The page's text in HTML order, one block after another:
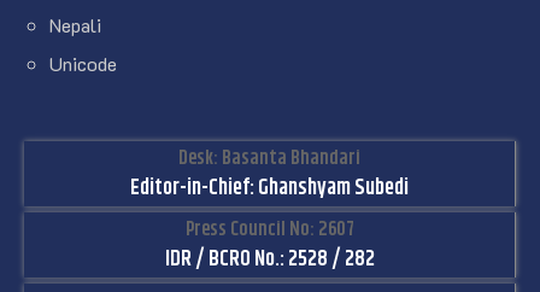
Nepali
Unicode
Desk: Basanta Bhandari
Editor-in-Chief: Ghanshyam Subedi
Press Council No: 2607
IDR / BCRO No.: 2528 / 282